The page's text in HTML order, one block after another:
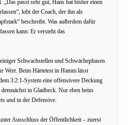
„Das passt sehr gut, Hans hat bisher einen
lobt der Coach, der ihn als
beschreibt. Was außerdem dafür
kann: Er versteht das
Schwachstellen und Schwächephasen
Wert. Beim Härtetest in Hamm lässt
3:2:1-System eine offensivere Deckung
in Gladbeck. Nur eben beim
und in der Defensive.
Ausschluss der Öffentlichkeit – zuerst